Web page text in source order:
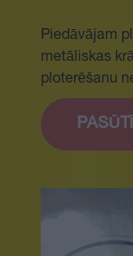
Piedāvājam
metāliskas
ploterēšanu